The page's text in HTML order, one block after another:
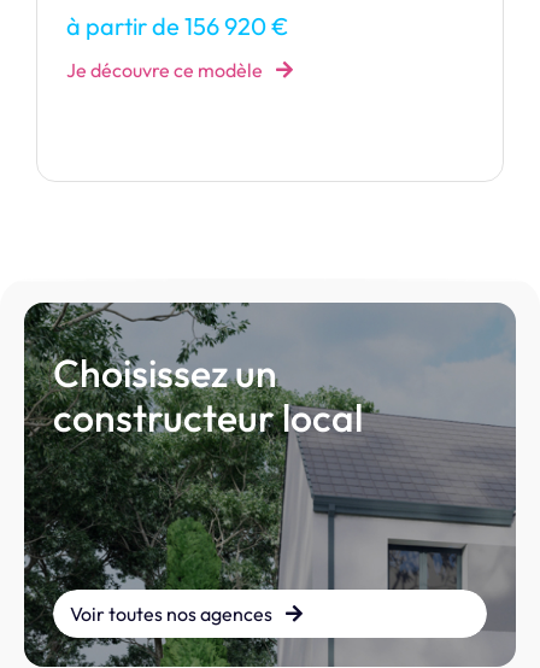
rencontrent.
à partir de 352 518 €
Choisissez un
constructeur local
Voir toutes nos agences